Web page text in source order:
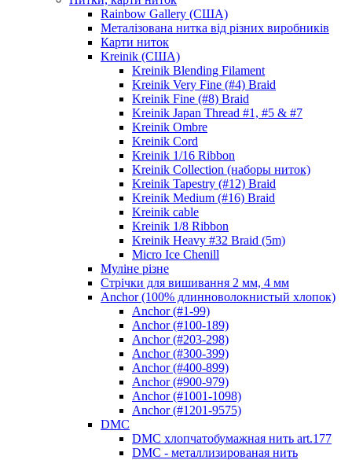
Rainbow Gallery (США)
Металізована нитка від різних виробників
Карти ниток
Kreinik (США)
Kreinik Blending Filament
Kreinik Very Fine (#4) Braid
Kreinik Fine (#8) Braid
Kreinik Japan Thread #1, #5 & #7
Kreinik Ombre
Kreinik Cord
Kreinik 1/16 Ribbon
Kreinik Collection (наборы ниток)
Kreinik Tapestry (#12) Braid
Kreinik Medium (#16) Braid
Kreinik cable
Kreinik 1/8 Ribbon
Kreinik Heavy #32 Braid (5m)
Micro Ice Chenill
Муліне різне
Стрічки для вишивання 2 мм, 4 мм
Anchor (100% длинноволокнистый хлопок)
Anchor (#1-99)
Anchor (#100-189)
Anchor (#203-298)
Anchor (#300-399)
Anchor (#400-899)
Anchor (#900-979)
Anchor (#1001-1098)
Anchor (#1201-9575)
DMC
DMC хлопчатобумажная нить art.177
DMC - металлизированая нить